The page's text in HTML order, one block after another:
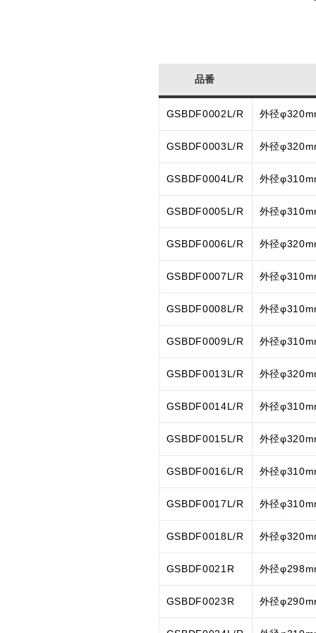
品番
GSBDF0002L/R 外径
GSBDF0003L/R 外径
GSBDF0004L/R 外径
GSBDF0005L/R 外径
GSBDF0006L/R 外径
GSBDF0007L/R 外径
GSBDF0008L/R 外径
GSBDF0009L/R 外径
GSBDF0013L/R 外径
GSBDF0014L/R 外径
GSBDF0015L/R 外径
GSBDF0016L/R 外径
GSBDF0017L/R 外径
GSBDF0018L/R 外径
GSBDF0021R 外径
GSBDF0023R 外径